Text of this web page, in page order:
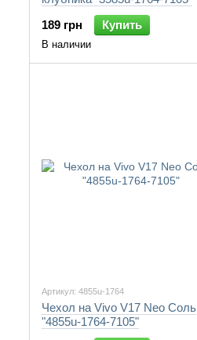
189 грн
Купить
В наличии
Артикул: 4855u-1764
Чехол на Vivo V17 Neo Соль
"4855u-1764-7105"